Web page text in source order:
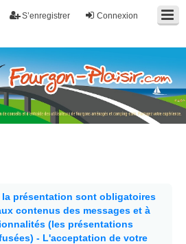
Connexion
S’enregistrer
des utilisateurs de fourgons, fourgons
car. Partagez votre expérience.
la présentation sont obligatoires
contenus des messages et à
(les présentations
- L'acceptation de votre